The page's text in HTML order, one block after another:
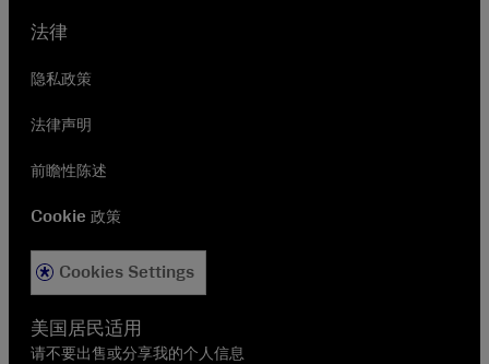
法律
隐私政策
法律声明
前瞻性陈述
Cookie 政策
Cookies Settings
美国居民适用
请不要出售或分享我的个人信息